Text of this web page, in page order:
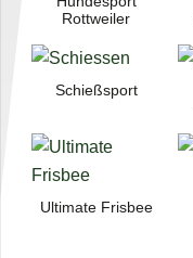
Rottweiler
Schieß­sport
Ulti­mate Frisbee